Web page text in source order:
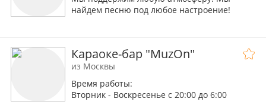
найдем песню под любое настроение!
особая творческая атмосфера.
Караоке-бар "MuzOn"
из Москвы
Время работы:
Вторник - Воскресенье с 20:00 до 6:00